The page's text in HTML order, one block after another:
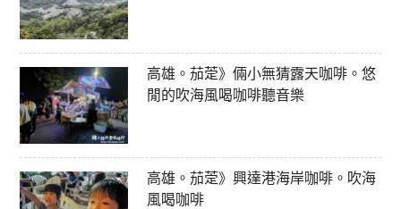
高雄。茄萣》倆小無猜露天咖啡。悠
閒的吹海風喝咖啡聽音樂
高雄。茄萣》興達港海岸咖啡。吹海
風喝咖啡